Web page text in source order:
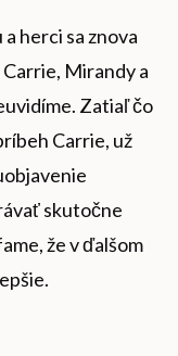
herci sa znova
Mirandy a
Zatiaľ čo
Carrie, už
skutočne
že v ďalšom